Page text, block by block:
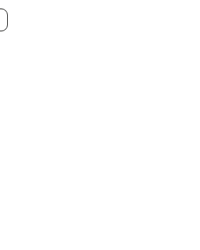
der Hotel-Vergleichsportale